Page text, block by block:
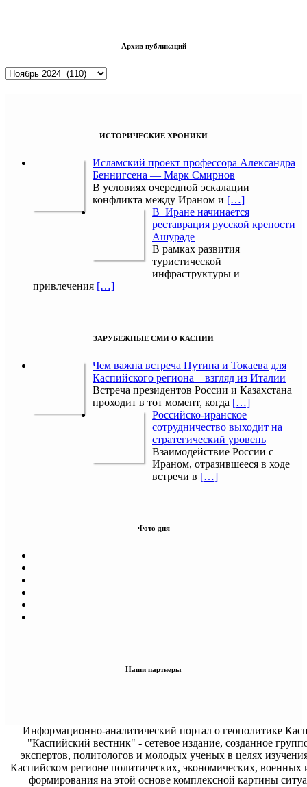
Архив публикаций
Архив
ИСТОРИЧЕСКИЕ ХРОНИКИ
Исламский проект профессора Александра
Беннигсена — Марк Смирнов
В условиях очередной эскалации
конфликта между Ираном и […]
В Иране начинается
реставрация русской крепости
Ашураде
В рамках развития
туристической
инфраструктуры и
привлечения […]
ЗАРУБЕЖНЫЕ СМИ О КАСПИИ
Чем важна встреча Путина и Токаева для
Каспийского региона – взгляд из Италии
Встреча президентов России и Казахстана
проходит в тот момент, когда […]
Российско-иранское
сотрудничество выходит на
стратегический уровень
Взаимодействие России с
Ираном, отразившееся в ходе
встречи в […]
Фото дня
Наши партнеры
Информационно-аналитический портал о геополитике
"Каспийский вестник" - сетевое издание, созданное
экспертов, политологов и молодых ученых в целях
Каспийском регионе политических, экономических, военных
формирования на этой основе комплексной картины